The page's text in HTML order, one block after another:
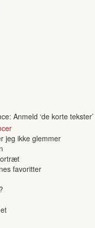
Anmeld ‘de korte
jeg ikke glemmer
favoritter